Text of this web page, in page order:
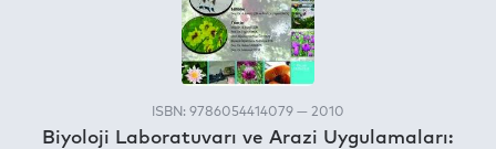
ISBN: 9786054414079 — 2010
Biyoloji Laboratuvarı ve Arazi Uygulamaları: